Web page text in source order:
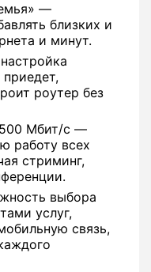
—
близких и
и минут.
роутер без
500 Мбит/с —
работу всех
стриминг,
выбора
услуг,
связь,